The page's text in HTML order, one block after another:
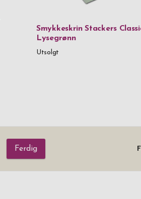
Smykkeskrin Stackers
Lysegrønn
Utsolgt
Ferdig